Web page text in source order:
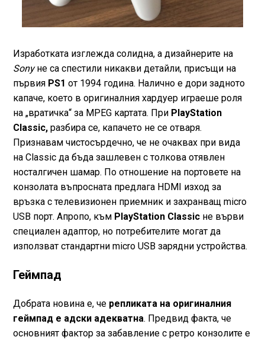
Изработката изглежда солидна, а дизайнерите на
Sonyне са спестили никакви детайли, присъщи на
първия PS1 от 1994 година. Налично е дори задното
капаче, което в оригиналния хардуер играеше роля
на „вратичка“ за MPEG картата. При PlayStation
Classic,разбира се, капачето не се отваря.
Признавам чистосърдечно, че не очаквах при вида
на Classic да бъда зашлевен с толкова отявлен
носталгичен шамар. По отношение на портовете на
конзолата въпросната предлага HDMI изход за
връзка с телевизионен приемник и захранващ micro
USB порт. Апропо, към PlayStation Classicне върви
специален адаптор, но потребителите могат да
използват стандартни micro USB зарядни устройства.
Геймпад
Добрата новина е, че репликата на оригиналния
геймпад е адски адекватна. Предвид факта, че
основният фактор за забавление с ретро конзолите е